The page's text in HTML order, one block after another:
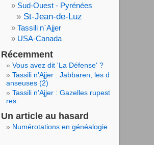
Sud-Ouest - Pyrénées
St-Jean-de-Luz
Tassili n`Ajjer
USA-Canada
Récemment
Vous avez dit 'La Défense' ?
Tassili n'Ajjer : Jabbaren, les d
anseuses (2)
Tassili n'Ajjer : Gazelles rupest
res
Un article au hasard
Numérotations en généalogie